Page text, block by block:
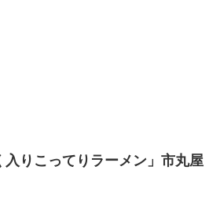
りこってりラーメン」市丸屋